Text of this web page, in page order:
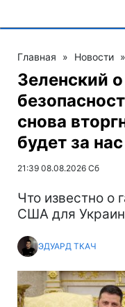
Главная » Новости »
Зеленский
снова
будет за
21:39 08.08.2026 Сб
Что известно о
США для
ЭДУАРД ТКАЧ